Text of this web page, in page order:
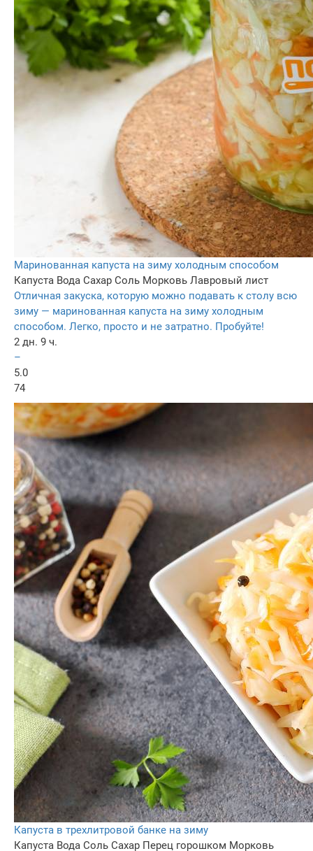
Маринованная капуста на зиму холодным способом
Капуста Вода Сахар Соль Морковь Лавровый лист
Отличная закуска, которую можно подавать к столу всю
зиму — маринованная капуста на зиму холодным
способом. Легко, просто и не затратно. Пробуйте!
2 дн. 9 ч.
–
5.0
74
Капуста в трехлитровой банке на зиму
Капуста Вода Соль Сахар Перец горошком Морковь